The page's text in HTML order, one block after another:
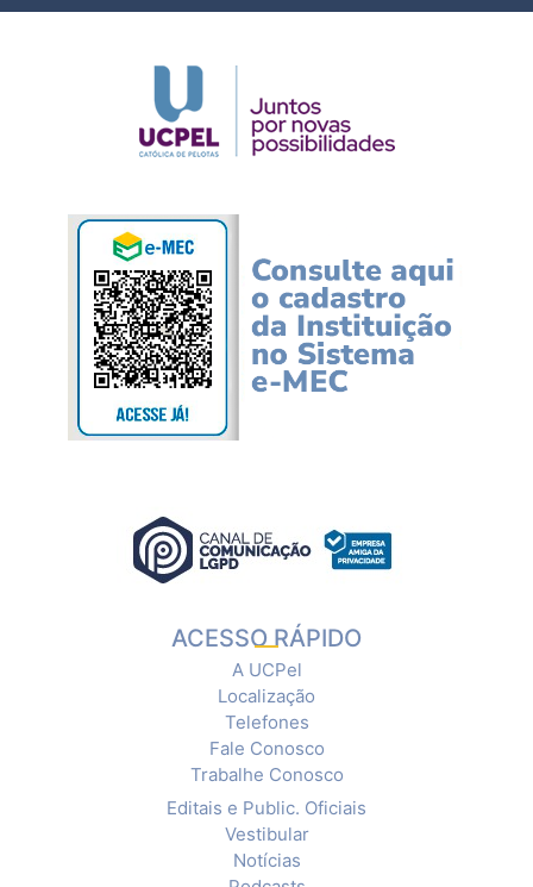
ACESSO RÁPIDO
A UCPel
Localização
Telefones
Fale Conosco
Trabalhe Conosco
Editais e Public. Oficiais
Vestibular
Notícias